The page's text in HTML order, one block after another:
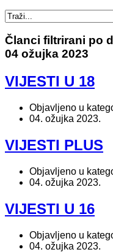
Članci filtrirani po
04 ožujka 2023
VIJESTI U 18
Objavljeno u
04. ožujka 2023.
VIJESTI PLUS
Objavljeno u
04. ožujka 2023.
VIJESTI U 16
Objavljeno u
04. ožujka 2023.